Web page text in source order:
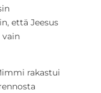
että Jeesus
vain
rakastui